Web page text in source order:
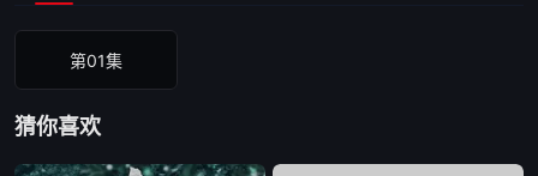
第01集
猜你喜欢